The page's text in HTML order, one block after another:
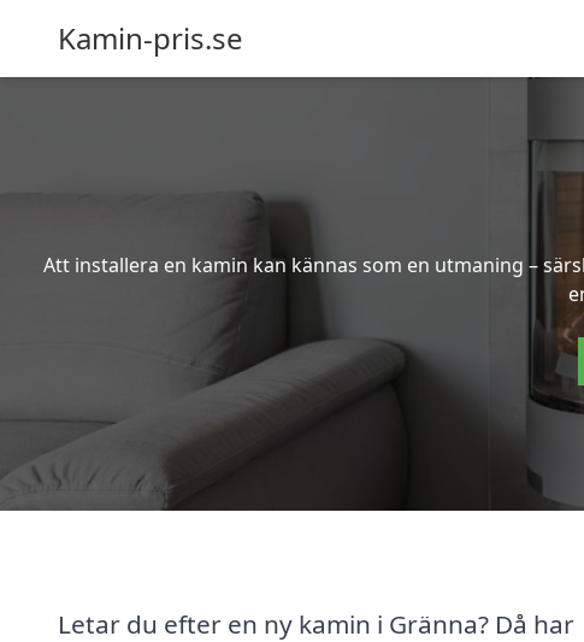
Kamin-pris.se
Att installera en kamin kan kännas som en utmaning –
Letar du efter en ny kamin i Gränna? Då har